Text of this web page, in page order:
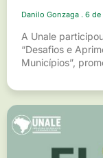
Danilo Gonzaga 6 de
A Unale
“Desafios e
Municípios”,